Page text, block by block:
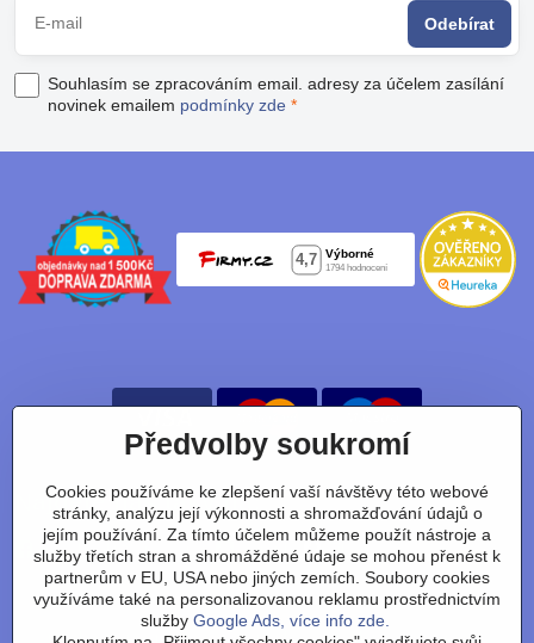
Odebírat
Souhlasím se zpracováním email. adresy za účelem zasílání
novinek emailem podmínky zde *
Nájdete nás taky na:
Facebook Instagram Youtube Tiktok
Obchodní podmínky/vrácení zboží/reklamace/výměna
Předvolby soukromí
Cookies používáme ke zlepšení vaší návštěvy této webové
stránky, analýzu její výkonnosti a shromažďování údajů o
jejím používání. Za tímto účelem můžeme použít nástroje a
služby třetích stran a shromážděné údaje se mohou přenést k
partnerům v EU, USA nebo jiných zemích. Soubory cookies
využíváme také na personalizovanou reklamu prostřednictvím
služby Google Ads, více info zde.